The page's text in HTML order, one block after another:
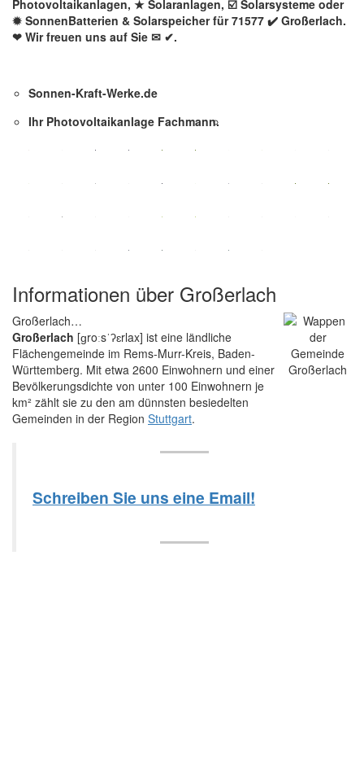
Photovoltaikanlagen, ★ Solaranlagen, ☑️ Solarsysteme oder
✹ SonnenBatterien & Solarspeicher für 71577 ✔️ Großerlach.
❤ Wir freuen uns auf Sie ✉ ✔.
Sonnen-Kraft-Werke.de
Ihr Photovoltaikanlage Fachmann.
Informationen über Großerlach
Großerlach…
Großerlach [ɡroːsˈʔɛrlax] ist eine ländliche
Flächengemeinde im Rems-Murr-Kreis, Baden-
Württemberg. Mit etwa 2600 Einwohnern und einer
Bevölkerungsdichte von unter 100 Einwohnern je
km² zählt sie zu den am dünnsten besiedelten
Gemeinden in der Region Stuttgart.
Schreiben Sie uns eine Email!